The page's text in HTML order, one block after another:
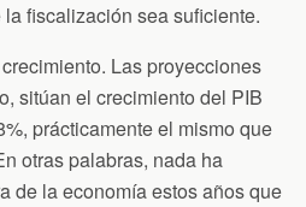
fiscalización sea suficiente.
Las proyecciones
sitúan el crecimiento del PIB
prácticamente el mismo que
otras palabras, nada ha
de la economía estos años que